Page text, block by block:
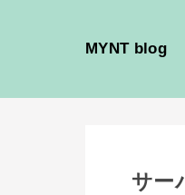
MYNT blog
サー